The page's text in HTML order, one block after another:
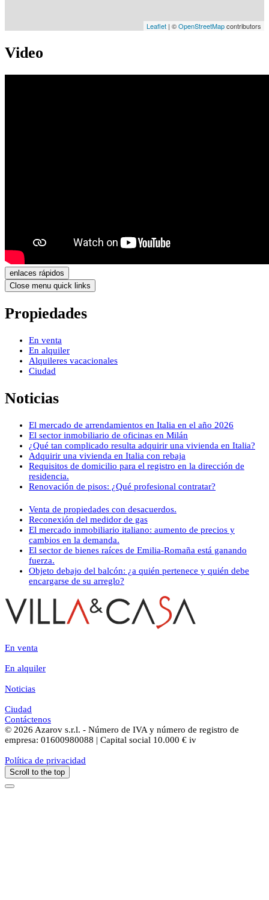
Leaflet | ©OpenStreetMapcontributors
Video
enlaces rápidos
Close menu quick links
Propiedades
En venta
En alquiler
Alquileres vacacionales
Ciudad
Noticias
El mercado de arrendamientos en Italia en el año 2026
El sector inmobiliario de oficinas en Milán
¿Qué tan complicado resulta adquirir una vivienda en Italia?
Adquirir una vivienda en Italia con rebaja
Requisitos de domicilio para el registro en la dirección de
residencia.
Renovación de pisos: ¿Qué profesional contratar?
Venta de propiedades con desacuerdos.
Reconexión del medidor de gas
El mercado inmobiliario italiano: aumento de precios y
cambios en la demanda.
El sector de bienes raíces de Emilia-Romaña está ganando
fuerza.
Objeto debajo del balcón: ¿a quién pertenece y quién debe
encargarse de su arreglo?
En venta
En alquiler
Noticias
Ciudad
Contáctenos
© 2026 Azarov s.r.l. - Número de IVA y número de registro de
empresa: 01600980088 | Capital social 10.000 € iv
Política de privacidad
Scroll to the top